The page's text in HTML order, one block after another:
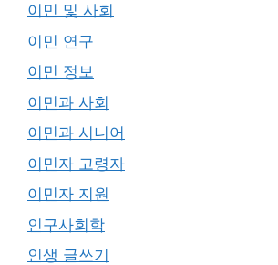
이민 및 사회
이민 연구
이민 정보
이민과 사회
이민과 시니어
이민자 고령자
이민자 지원
인구사회학
인생 글쓰기